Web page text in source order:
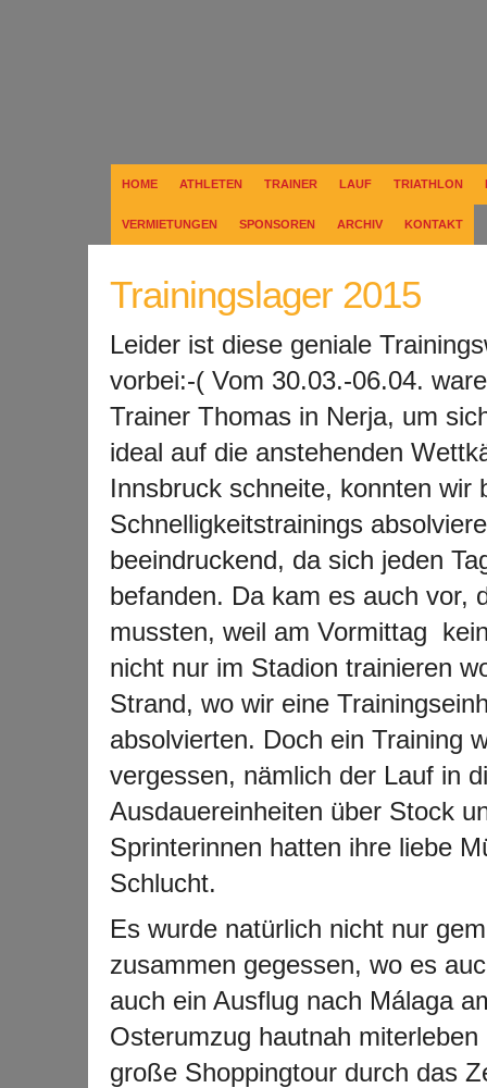
HOME ATHLETEN TRAINER LAUF TRIATHLON
VERMIETUNGEN SPONSOREN ARCHIV KONTAKT
Trainingslager 2015
Leider ist diese geniale
vorbei:-( Vom 30.03.-06.04.
Trainer Thomas in Nerja, um
ideal auf die anstehenden
Innsbruck schneite, konnten
Schnelligkeitstrainings
beeindruckend, da sich jeden
befanden. Da kam es auch vor,
mussten, weil am Vormittag
nicht nur im Stadion trainieren
Strand, wo wir eine
absolvierten. Doch ein Training
vergessen, nämlich der Lauf in
Ausdauereinheiten über Stock
Sprinterinnen hatten ihre liebe
Schlucht.
Es wurde natürlich nicht nur
zusammen gegessen, wo es
auch ein Ausflug nach Málaga
Osterumzug hautnah
große Shoppingtour durch das